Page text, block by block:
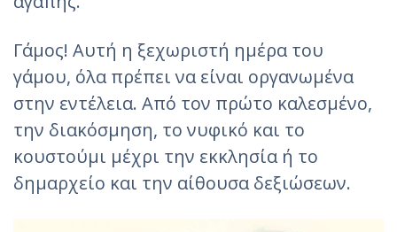
Γάμος! Αυτή η ξεχωριστή ημέρα του
γάμου, όλα πρέπει να είναι οργανωμένα
στην εντέλεια. Από τον πρώτο καλεσμένο,
την διακόσμηση, το νυφικό και το
κουστούμι μέχρι την εκκλησία ή το
δημαρχείο και την αίθουσα δεξιώσεων.